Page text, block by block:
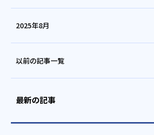
2025年8月
以前の記事一覧
最新の記事